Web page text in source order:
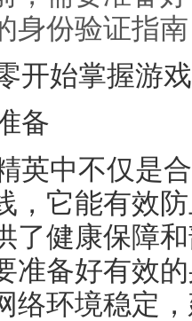
身份验证指南
开始掌握游
备
英中不仅是
，它能有效
了健康保障
准备好有效
络环境稳定